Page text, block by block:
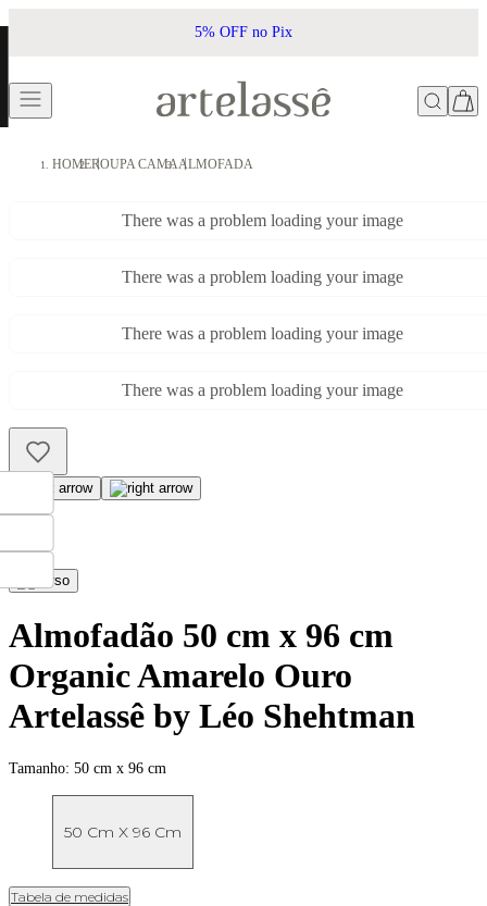
5% OFF no Pix
HOMEROUPA CAMAALMOFADA
There was a problem loading your image
There was a problem loading your image
There was a problem loading your image
There was a problem loading your image
Almofadão 50 cm x 96 cm
Organic Amarelo Ouro
Artelassê by Léo Shehtman
Tamanho: 50 cm x 96 cm
50 Cm X 96 Cm
Tabela de medidas